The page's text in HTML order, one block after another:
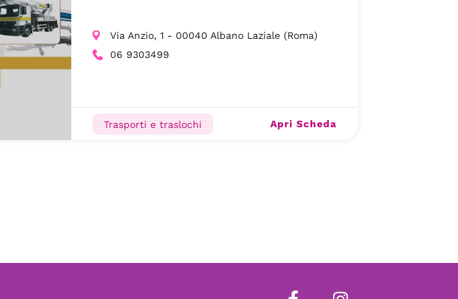
Via Anzio, 1 - 00040 Albano Laziale (Roma)
06 9303499
Trasporti e traslochi Apri Scheda